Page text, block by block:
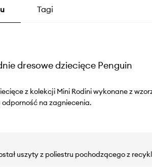
Tagi
dresowe dziecięce Penguin
z kolekcji Mini Rodini wykonane z
na zagniecenia.
uszyty z poliestru pochodzącego z